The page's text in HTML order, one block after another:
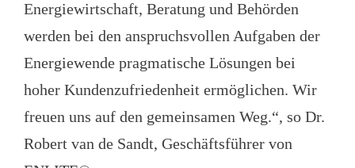
Energiewirtschaft, Beratung und Behörden
werden bei den anspruchsvollen Aufgaben der
Energiewende pragmatische Lösungen bei
hoher Kundenzufriedenheit ermöglichen. Wir
freuen uns auf den gemeinsamen Weg.“, so Dr.
Robert van de Sandt, Geschäftsführer von